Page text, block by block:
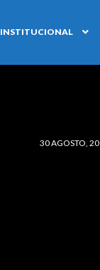
INSTITUCIONAL
30 AGOSTO,